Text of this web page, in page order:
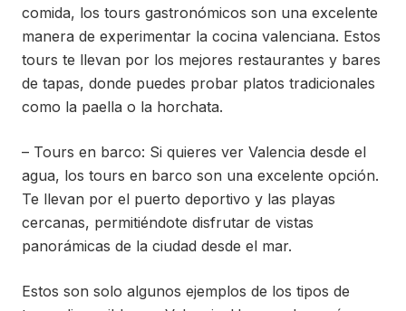
comida, los tours gastronómicos son una excelente
manera de experimentar la cocina valenciana. Estos
tours te llevan por los mejores restaurantes y bares
de tapas, donde puedes probar platos tradicionales
como la paella o la horchata.
– Tours en barco: Si quieres ver Valencia desde el
agua, los tours en barco son una excelente opción.
Te llevan por el puerto deportivo y las playas
cercanas, permitiéndote disfrutar de vistas
panorámicas de la ciudad desde el mar.
Estos son solo algunos ejemplos de los tipos de